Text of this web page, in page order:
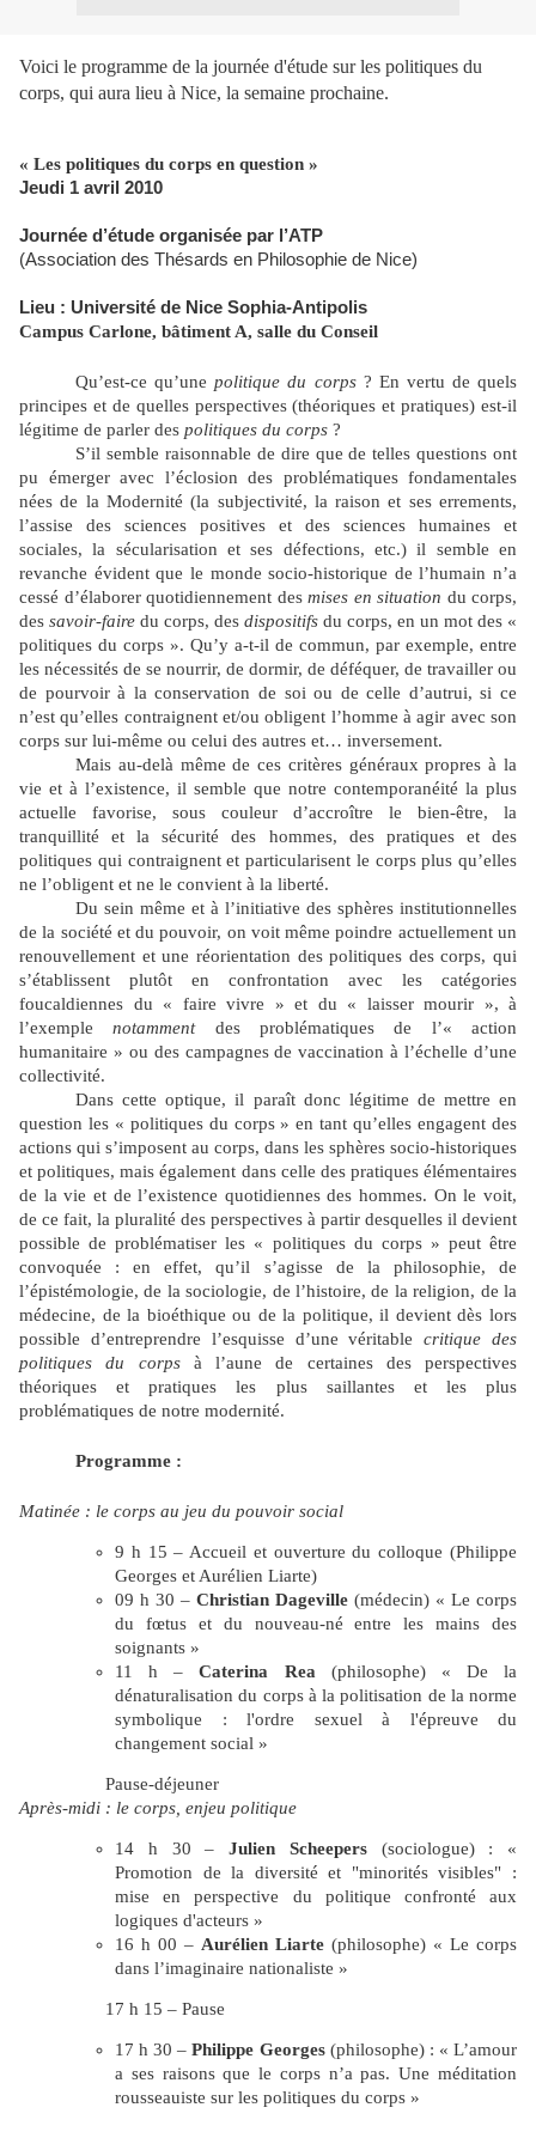
Voici le programme de la journée d'étude sur les politiques du
corps, qui aura lieu à Nice, la semaine prochaine.
« Les politiques du corps en question »
Jeudi 1 avril 2010
Journée d’étude organisée par l’ATP
(Association des Thésards en Philosophie de Nice)
Lieu : Université de Nice Sophia-Antipolis
Campus Carlone, bâtiment A, salle du Conseil
Qu’est-ce qu’unepolitique du corps? En vertu de quels
principes et de quelles perspectives (théoriques et pratiques) est-il
légitime de parler des politiques du corps ?
S’il semble raisonnable de dire que de telles questions ont
pu émerger avec l’éclosion des problématiques fondamentales
nées de la Modernité (la subjectivité, la raison et ses errements,
l’assise des sciences positives et des sciences humaines et
sociales, la sécularisation et ses défections, etc.) il semble en
revanche évident que le monde socio-historique de l’humain n’a
cessé d’élaborer quotidiennement des mises en situation du corps,
des savoir‑faire du corps, des dispositifs du corps, en un mot des «
politiques du corps ». Qu’y a-t-il de commun, par exemple, entre
les nécessités de se nourrir, de dormir, de déféquer, de travailler ou
de pourvoir à la conservation de soi ou de celle d’autrui, si ce
n’est qu’elles contraignent et/ou obligent l’homme à agir avec son
corps sur lui-même ou celui des autres et… inversement.
Mais au-delà même de ces critères généraux propres à la
vie et à l’existence, il semble que notre contemporanéité la plus
actuelle favorise, sous couleur d’accroître le bien-être, la
tranquillité et la sécurité des hommes, des pratiques et des
politiques qui contraignent et particularisent le corps plus qu’elles
ne l’obligent et ne le convient à la liberté.
Du sein même et à l’initiative des sphères institutionnelles
de la société et du pouvoir, on voit même poindre actuellement un
renouvellement et une réorientation des politiques des corps, qui
s’établissent plutôt en confrontation avec les catégories
foucaldiennes du « faire vivre » et du « laisser mourir », à
l’exemplenotammentdes problématiques de l’« action
humanitaire » ou des campagnes de vaccination à l’échelle d’une
collectivité.
Dans cette optique, il paraît donc légitime de mettre en
question les « politiques du corps » en tant qu’elles engagent des
actions qui s’imposent au corps, dans les sphères socio-historiques
et politiques, mais également dans celle des pratiques élémentaires
de la vie et de l’existence quotidiennes des hommes. On le voit,
de ce fait, la pluralité des perspectives à partir desquelles il devient
possible de problématiser les « politiques du corps » peut être
convoquée : en effet, qu’il s’agisse de la philosophie, de
l’épistémologie, de la sociologie, de l’histoire, de la religion, de la
médecine, de la bioéthique ou de la politique, il devient dès lors
possible d’entreprendre l’esquisse d’une véritablecritique des
politiques du corpsà l’aune de certaines des perspectives
théoriques et pratiques les plus saillantes et les plus
problématiques de notre modernité.
Programme :
Matinée : le corps au jeu du pouvoir social
9 h 15 – Accueil et ouverture du colloque (Philippe
Georges et Aurélien Liarte)
09 h 30 – Christian Dageville (médecin) « Le corps
du fœtus et du nouveau-né entre les mains des
soignants »
11 h –Caterina Rea (philosophe) « De la
dénaturalisation du corps à la politisation de la norme
symbolique : l'ordre sexuel à l'épreuve du
changement social »
Pause-déjeuner
Après-midi : le corps, enjeu politique
14 h 30 – Julien Scheepers(sociologue) : «
Promotion de la diversité et "minorités visibles" :
mise en perspective du politique confronté aux
logiques d'acteurs »
16 h 00 – Aurélien Liarte (philosophe) « Le corps
dans l’imaginaire nationaliste »
17 h 15 – Pause
17 h 30 –Philippe Georges(philosophe) : « L’amour
a ses raisons que le corps n’a pas. Une méditation
rousseauiste sur les politiques du corps »